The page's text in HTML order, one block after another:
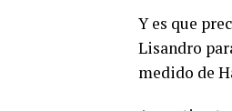
Y es que
Lisandro
medido de